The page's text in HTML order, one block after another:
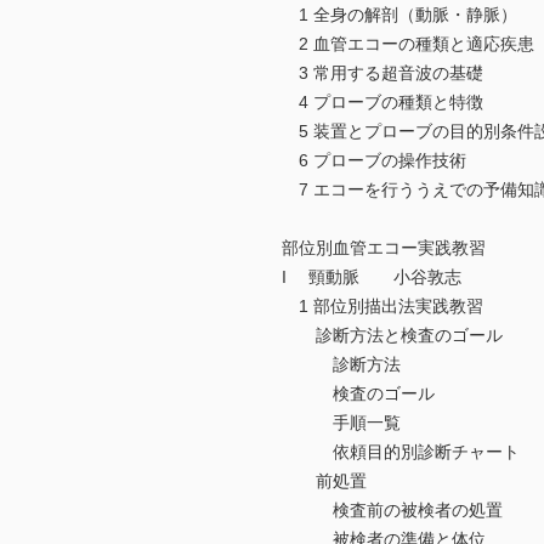
1 全身の解剖（動脈・静脈）
2 血管エコーの種類と適応疾患
3 常用する超音波の基礎
4 プローブの種類と特徴
5 装置とプローブの目的別条件
6 プローブの操作技術
7 エコーを行ううえでの予備知
部位別血管エコー実践教習
I 頸動脈 小谷敦志
1 部位別描出法実践教習
診断方法と検査のゴール
診断方法
検査のゴール
手順一覧
依頼目的別診断チャート
前処置
検査前の被検者の処置
被検者の準備と体位